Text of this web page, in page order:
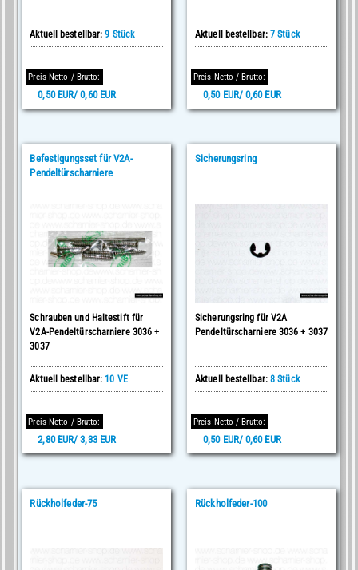
Aktuell bestellbar:9 Stück
Preis Netto / Brutto:
0,50 EUR/ 0,60 EUR
Aktuell bestellbar: 7 Stück
Preis Netto / Brutto:
0,50 EUR/ 0,60 EUR
Befestigungsset für V2A-
Pendeltürscharniere
Schrauben und Haltestift für
V2A-Pendeltürscharniere 3036 +
3037
Aktuell bestellbar: 10 VE
Preis Netto / Brutto:
2,80 EUR/ 3,33 EUR
Sicherungsring
Sicherungsring für V2A
Pendeltürscharniere 3036 + 3037
Aktuell bestellbar: 8 Stück
Preis Netto / Brutto:
0,50 EUR/ 0,60 EUR
Rückholfeder-75 Rückholfeder-100